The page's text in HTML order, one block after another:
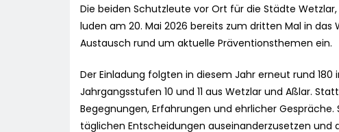
Die beiden Schutzleute vor Ort für die Städte
luden am 20. Mai 2026 bereits zum dritten Mal in
Austausch rund um aktuelle Präventionsthemen ein.
Der Einladung folgten in diesem Jahr erneut rund
Jahrgangsstufen 10 und 11 aus Wetzlar und Aßlar.
Begegnungen, Erfahrungen und ehrlicher
täglichen Entscheidungen auseinanderzusetzen